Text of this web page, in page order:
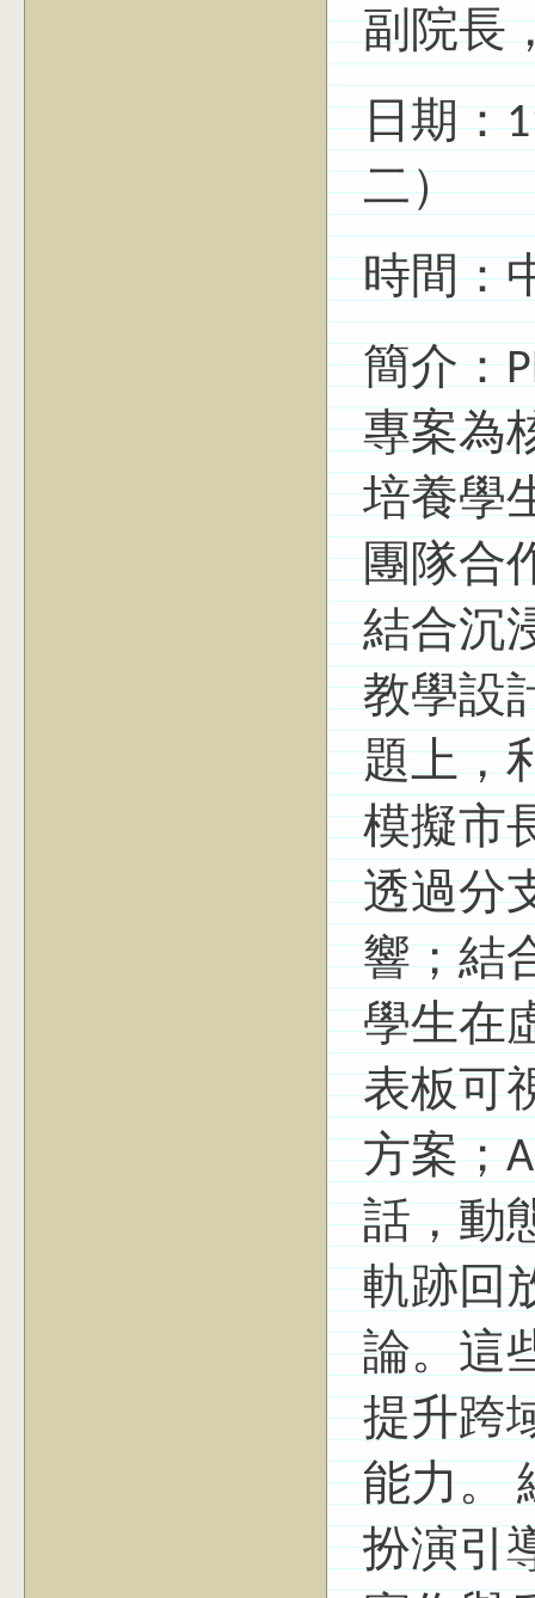
副院長
日期：
二）
時間：
簡介：
專案為
培養學
團隊合
結合沉
教學設
題上，
模擬市
透過分
響；結
學生在
表板可
方案；
話，動
軌跡回
論。這
提升跨
能力。
扮演引